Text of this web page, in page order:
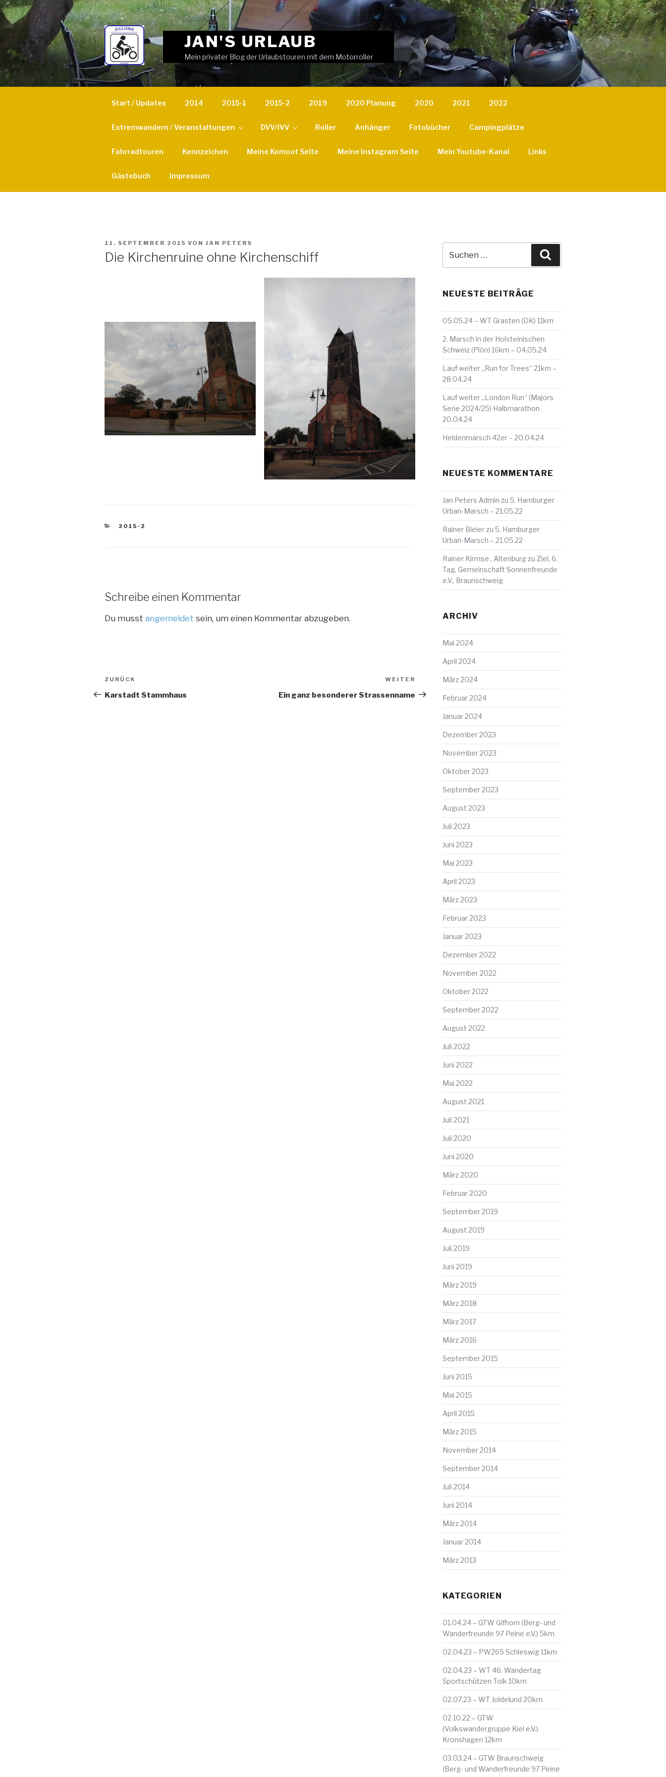
Weiter
zum
Inhalt
JAN'S URLAUB
Mein privater Blog der Urlaubstouren mit dem Motorroller
Start / Updates 2014 2015-1 2015-2 2019 2020 Planung 2020 2021 2022
Extremwandern / Veranstaltungen DVV/IVV Roller Anhänger Fotobücher Campingplätze
Fahrradtouren Kennzeichen Meine Komoot Seite Meine Instagram Seite Mein Youtube-Kanal Links
Gästebuch Impressum
VERÖFFENTLICHT
11. SEPTEMBER 2015 VONJAN PETERS
Die Kirchenruine ohne Kirchenschiff
KATEGORIEN
2015-2
Schreibe einen Kommentar
Du musstangemeldet sein, um einen Kommentar abzugeben.
Beitragsnavigation
Vorheriger
Beitrag
ZURÜCK
Karstadt Stammhaus
Nächster
Beitrag
WEITER
Ein ganz besonderer Strassenname
nach:
NEUESTE BEITRÄGE
05.05.24 – WT Grasten (DK) 11km
2. Marsch in der Holsteinischen
Schweiz (Plön) 16km – 04.05.24
Lauf weiter „Run for Trees“ 21km –
28.04.24
Lauf weiter „London Run“ (Majors
Serie 2024/25) Halbmarathon
20.04.24
Heldenmarsch 42er – 20.04.24
NEUESTE KOMMENTARE
Jan Peters Admin zu5. Hamburger
Urban-Marsch – 21.05.22
Rainer Bleierzu5. Hamburger
Urban-Marsch – 21.05.22
Rainer Kirmse , Altenburgzu Ziel, 6.
Tag, Gemeinschaft Sonnenfreunde
e.V., Braunschweig
ARCHIV
Mai 2024
April 2024
März 2024
Februar 2024
Januar 2024
Dezember 2023
November 2023
Oktober 2023
September 2023
August 2023
Juli 2023
Juni 2023
Mai 2023
April 2023
März 2023
Februar 2023
Januar 2023
Dezember 2022
November 2022
Oktober 2022
September 2022
August 2022
Juli 2022
Juni 2022
Mai 2022
August 2021
Juli 2021
Juli 2020
Juni 2020
März 2020
Februar 2020
September 2019
August 2019
Juli 2019
Juni 2019
März 2019
März 2018
März 2017
März 2016
September 2015
Juni 2015
Mai 2015
April 2015
März 2015
November 2014
September 2014
Juli 2014
Juni 2014
März 2014
Januar 2014
März 2013
KATEGORIEN
01.04.24 – GTW Gifhorn (Berg- und
Wanderfreunde 97 Peine e.V.) 5km
02.04.23 – PW265 Schleswig 11km
02.04.23 – WT 46. Wandertag
Sportschützen Tolk 10km
02.07.23 – WT Joldelund 20km
02.10.22 – GTW
(Volkswandergruppe Kiel e.V.)
Kronshagen 12km
03.03.24 – GTW Braunschweig
(Berg- und Wanderfreunde 97 Peine